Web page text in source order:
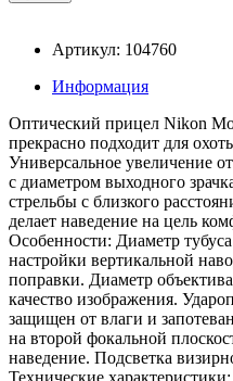
Артикул: 104760
Информация
Оптический прицел Nikon
прекрасно подходит для
Универсальное увеличение
с диаметром выходного
стрельбы с близкого
делает наведение на цель
Особенности: Диаметр
настройки вертикальной
поправки. Диаметр
качество изображения.
защищен от влаги и
на второй фокальной
наведение. Подсветка
Технические характеристики: